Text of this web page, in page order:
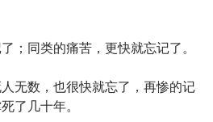
；同类的痛苦，更快就忘记了。
无数，也很快就忘了，再惨的记
了几十年。